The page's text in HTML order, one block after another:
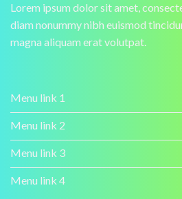
Lorem ipsum dolor sit amet,
diam nonummy nibh euismod
magna aliquam erat volutpat.
Menu link 1
Menu link 2
Menu link 3
Menu link 4